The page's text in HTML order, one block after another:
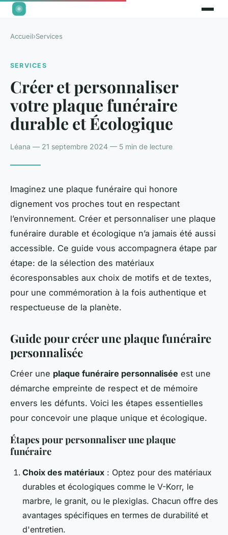
Accueil›Services
SERVICES
Créer et personnaliser
votre plaque funéraire
durable et Écologique
Léana — 21 septembre 2024 — 5 min de lecture
Imaginez une plaque funéraire qui honore
dignement vos proches tout en respectant
l’environnement. Créer et personnaliser une plaque
funéraire durable et écologique n’a jamais été aussi
accessible. Ce guide vous accompagnera étape par
étape: de la sélection des matériaux
écoresponsables aux choix de motifs et de textes,
pour une commémoration à la fois authentique et
respectueuse de la planète.
Guide pour créer une plaque funéraire
personnalisée
Créer une plaque funéraire personnalisée est une
démarche empreinte de respect et de mémoire
envers les défunts. Voici les étapes essentielles
pour concevoir une plaque unique et écologique.
Étapes pour personnaliser une plaque
funéraire
Choix des matériaux : Optez pour des matériaux
durables et écologiques comme le V-Korr, le
marbre, le granit, ou le plexiglas. Chacun offre des
avantages spécifiques en termes de durabilité et
d'entretien.